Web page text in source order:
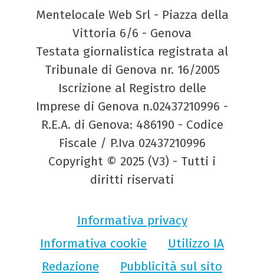
Mentelocale Web Srl - Piazza della
Vittoria 6/6 - Genova
Testata giornalistica registrata al
Tribunale di Genova nr. 16/2005
Iscrizione al Registro delle
Imprese di Genova n.02437210996 -
R.E.A. di Genova: 486190 - Codice
Fiscale / P.Iva 02437210996
Copyright © 2025 (V3) - Tutti i
diritti riservati
Informativa privacy
Informativa cookie
Utilizzo IA
Redazione
Pubblicità sul sito